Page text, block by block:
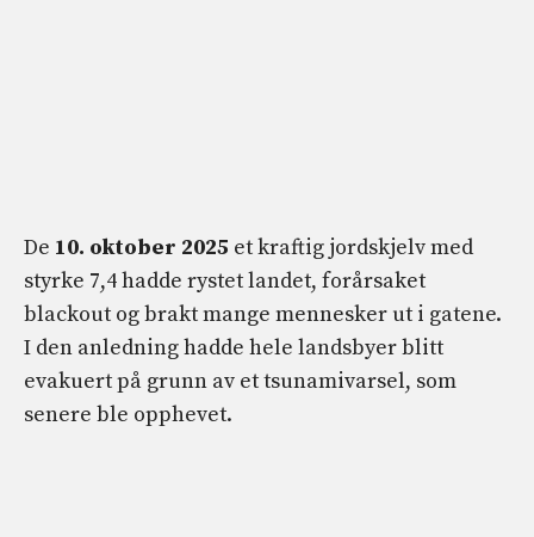
De 10. oktober 2025 et kraftig jordskjelv med
styrke 7,4 hadde rystet landet, forårsaket
blackout og brakt mange mennesker ut i gatene.
I den anledning hadde hele landsbyer blitt
evakuert på grunn av et tsunamivarsel, som
senere ble opphevet.